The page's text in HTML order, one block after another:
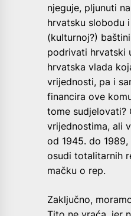
njeguje, pljunuti
hrvatsku slobodu
(kulturnoj?)
podrivati hrvatski
hrvatska vlada
vrijednosti, pa i
financira ove
tome sudjelovati?
vrijednostima, ali
od 1945. do
osudi totalitarnih
mačku o rep.
Zaključno,